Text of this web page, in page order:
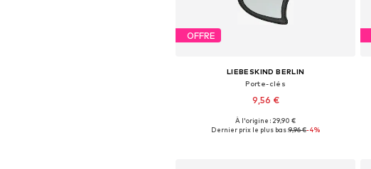
OFFRE
LIEBESKIND BERLIN
Porte-clés
9,56 €
Tailles disponibles: One Size
À l'origine : 29,90 €
Dernier prix le plus bas :9,96 €-4%